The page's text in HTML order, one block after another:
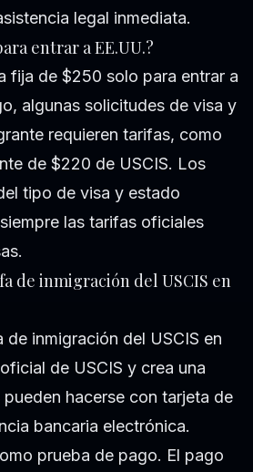
legal inmediata.
entrar a EE.UU.?
fija de $250 solo para entrar a
algunas solicitudes de visa y
requieren tarifas, como
de $220 de USCIS. Los
tipo de visa y estado
las tarifas oficiales
de inmigración del USCIS en
de inmigración del USCIS en
de USCIS y crea una
hacerse con tarjeta de
bancaria electrónica.
prueba de pago. El pago